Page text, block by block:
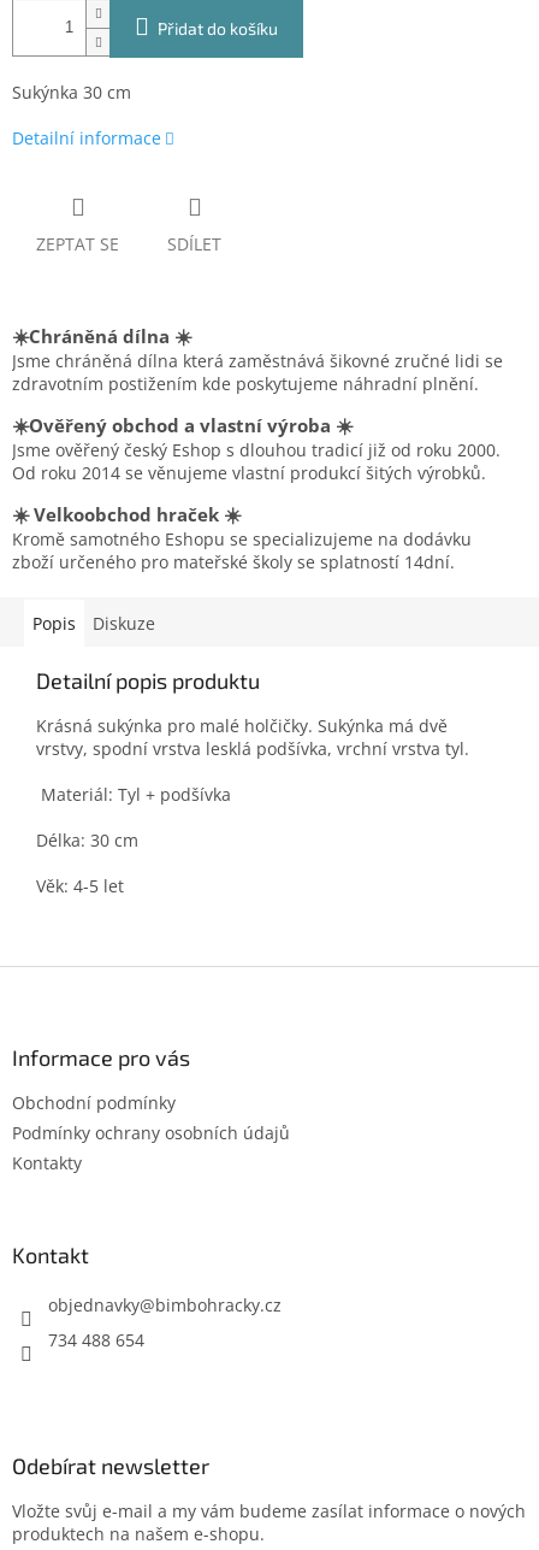
Přidat do košíku
Sukýnka 30 cm
Detailní informace
ZEPTAT SE SDÍLET
☀️Chráněná dílna ☀️
Jsme chráněná dílna která zaměstnává šikovné zručné lidi se
zdravotním postižením kde poskytujeme náhradní plnění.
☀️Ověřený obchod a vlastní výroba ☀️
Jsme ověřený český Eshop s dlouhou tradicí již od roku 2000.
Od roku 2014 se věnujeme vlastní produkcí šitých výrobků.
☀️ Velkoobchod hraček ☀️
Kromě samotného Eshopu se specializujeme na dodávku
zboží určeného pro mateřské školy se splatností 14dní.
Popis Diskuze
Detailní popis produktu
Krásná sukýnka pro malé holčičky. Sukýnka má dvě
vrstvy, spodní vrstva lesklá podšívka, vrchní vrstva tyl.
Materiál: Tyl + podšívka
Délka: 30 cm
Věk: 4-5 let
Informace pro vás
Obchodní podmínky
Podmínky ochrany osobních údajů
Kontakty
Kontakt
objednavky@bimbohracky.cz
734 488 654
Odebírat newsletter
Vložte svůj e-mail a my vám budeme zasílat informace o nových
produktech na našem e-shopu.